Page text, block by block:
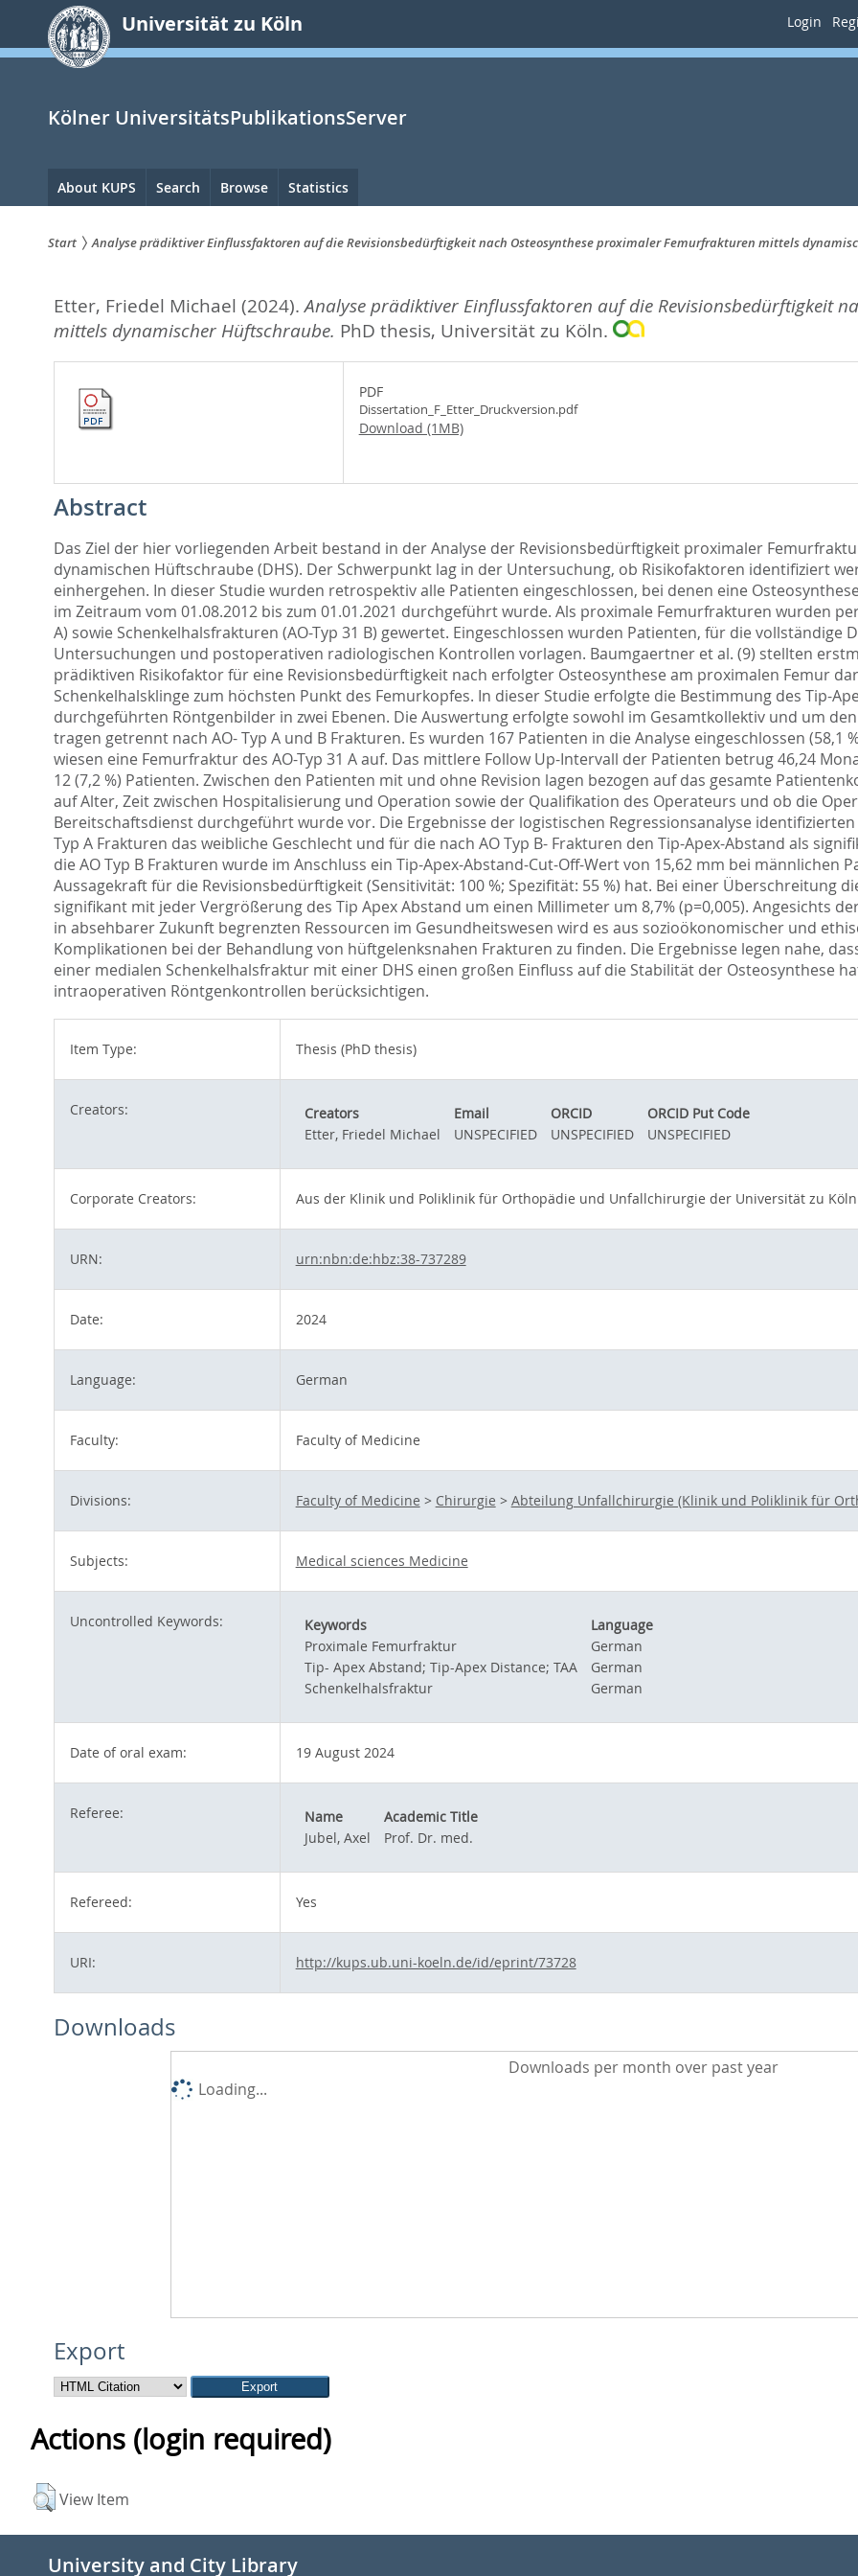
springen
Universität zu Köln Login
Kölner UniversitätsPublikationsServer
Hauptnavigation
About KUPS Search Browse Statistics
sind
hier:
Start Analyse prädiktiver Einflussfaktoren auf die Revisionsbedürftigkeit nach Osteosynthese proximaler Femurfrakturen mittels
Etter, Friedel Michael (2024).Analyse prädiktiver Einflussfaktoren auf die Revisionsbedürftigkeit
mittels dynamischer Hüftschraube. PhD thesis, Universität zu Köln.
PDF
Dissertation_F_Etter_Druckversion.pdf
Download (1MB)
Abstract
Das Ziel der hier vorliegenden Arbeit bestand in der Analyse der Revisionsbedürftigkeit proximaler
dynamischen Hüftschraube (DHS). Der Schwerpunkt lag in der Untersuchung, ob Risikofaktoren identifiziert
einhergehen. In dieser Studie wurden retrospektiv alle Patienten eingeschlossen, bei denen eine
im Zeitraum vom 01.08.2012 bis zum 01.01.2021 durchgeführt wurde. Als proximale Femurfrakturen wurden
A) sowie Schenkelhalsfrakturen (AO-Typ 31 B) gewertet. Eingeschlossen wurden Patienten, für die
Untersuchungen und postoperativen radiologischen Kontrollen vorlagen. Baumgaertner et al. (9) stellten
prädiktiven Risikofaktor für eine Revisionsbedürftigkeit nach erfolgter Osteosynthese am proximalen Femur
Schenkelhalsklinge zum höchsten Punkt des Femurkopfes. In dieser Studie erfolgte die Bestimmung des Tip-
durchgeführten Röntgenbilder in zwei Ebenen. Die Auswertung erfolgte sowohl im Gesamtkollektiv und um
tragen getrennt nach AO- Typ A und B Frakturen. Es wurden 167 Patienten in die Analyse eingeschlossen (58,1
wiesen eine Femurfraktur des AO-Typ 31 A auf. Das mittlere Follow Up-Intervall der Patienten betrug 46,24
12 (7,2 %) Patienten. Zwischen den Patienten mit und ohne Revision lagen bezogen auf das gesamte
auf Alter, Zeit zwischen Hospitalisierung und Operation sowie der Qualifikation des Operateurs und ob die
Bereitschaftsdienst durchgeführt wurde vor. Die Ergebnisse der logistischen Regressionsanalyse
Typ A Frakturen das weibliche Geschlecht und für die nach AO Typ B- Frakturen den Tip-Apex-Abstand als
die AO Typ B Frakturen wurde im Anschluss ein Tip-Apex-Abstand-Cut-Off-Wert von 15,62 mm bei männlichen
Aussagekraft für die Revisionsbedürftigkeit (Sensitivität: 100 %; Spezifität: 55 %) hat. Bei einer Überschreitung
signifikant mit jeder Vergrößerung des Tip Apex Abstand um einen Millimeter um 8,7% (p=0,005). Angesichts
in absehbarer Zukunft begrenzten Ressourcen im Gesundheitswesen wird es aus sozioökonomischer und
Komplikationen bei der Behandlung von hüftgelenksnahen Frakturen zu finden. Die Ergebnisse legen nahe,
einer medialen Schenkelhalsfraktur mit einer DHS einen großen Einfluss auf die Stabilität der Osteosynthese
intraoperativen Röntgenkontrollen berücksichtigen.
Item Type: Thesis (PhD thesis)
Creators: Creators Email ORCID
ORCID Put Code
Etter, Friedel Michael
UNSPECIFIED UNSPECIFIED UNSPECIFIED
Corporate Creators: Aus der Klinik und Poliklinik für Orthopädie und Unfallchirurgie der Universität zu Köln
URN: urn:nbn:de:hbz:38-737289
Date: 2024
Language: German
Faculty: Faculty of Medicine
Divisions: Faculty of Medicine > Chirurgie > Abteilung Unfallchirurgie (Klinik und Poliklinik für
Subjects: Medical sciences Medicine
Uncontrolled Keywords: Keywords
Language
Proximale Femurfraktur
German
Tip- Apex Abstand; Tip-Apex Distance; TAA
German
Schenkelhalsfraktur
German
Date of oral exam: 19 August 2024
Referee: Name
Academic Title
Jubel, Axel
Prof. Dr. med.
Refereed: Yes
URI: http://kups.ub.uni-koeln.de/id/eprint/73728
Downloads
Downloads per month over past year
Loading...
Export
Actions (login required)
View Item
University and City Library